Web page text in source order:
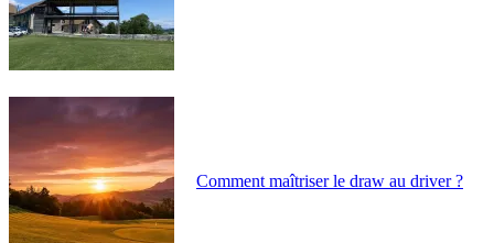
Comment maîtriser le draw au driver ?